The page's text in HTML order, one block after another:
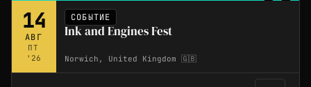
14
АВГ
ПТ
'26
СОБЫТИЕ
Ink and Engines Fest
Norwich, United Kingdom 🇬🇧